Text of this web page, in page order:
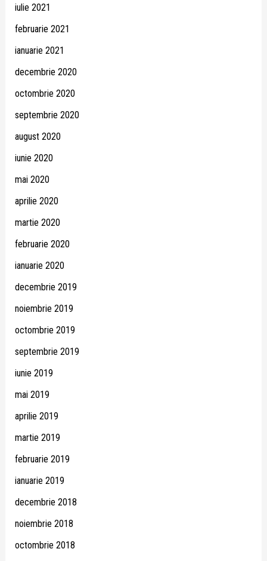
iulie 2021
februarie 2021
ianuarie 2021
decembrie 2020
octombrie 2020
septembrie 2020
august 2020
iunie 2020
mai 2020
aprilie 2020
martie 2020
februarie 2020
ianuarie 2020
decembrie 2019
noiembrie 2019
octombrie 2019
septembrie 2019
iunie 2019
mai 2019
aprilie 2019
martie 2019
februarie 2019
ianuarie 2019
decembrie 2018
noiembrie 2018
octombrie 2018